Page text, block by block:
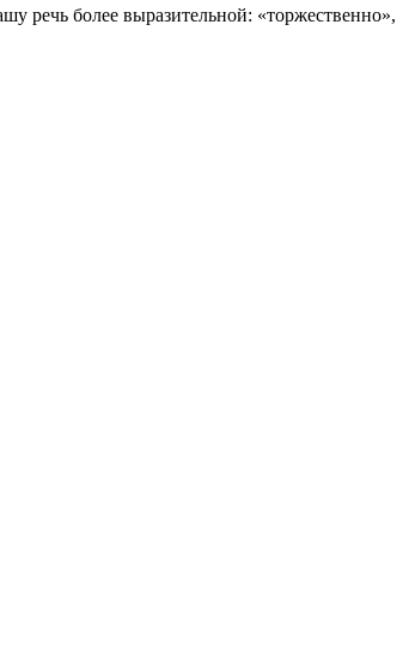
речь более выразительной: «торжественно»,